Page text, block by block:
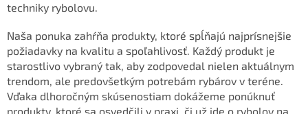
techniky rybolovu.
Naša ponuka zahŕňa produkty, ktoré spĺňajú najprísnejšie
požiadavky na kvalitu a spoľahlivosť. Každý produkt je
starostlivo vybraný tak, aby zodpovedal nielen aktuálnym
trendom, ale predovšetkým potrebám rybárov v teréne.
Vďaka dlhoročným skúsenostiam dokážeme ponúknuť
produkty, ktoré sa osvedčili v praxi, či už ide o rybolov na